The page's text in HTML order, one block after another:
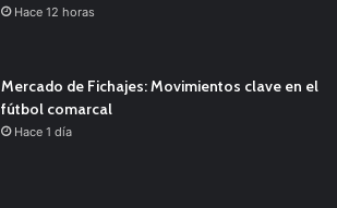
Hace 12 horas
Mercado de Fichajes: Movimientos clave en el
fútbol comarcal
Hace 1 día